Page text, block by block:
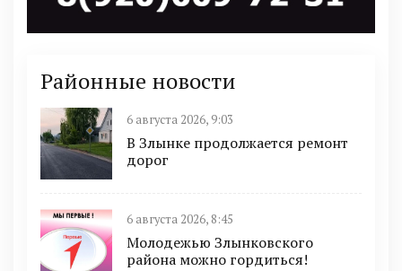
Районные новости
6 августа 2026, 9:03
В Злынке продолжается ремонт
дорог
6 августа 2026, 8:45
Молодежью Злынковского
района можно гордиться!